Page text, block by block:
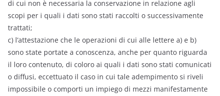
di cui non è necessaria la conservazione in relazione agli
scopi per i quali i dati sono stati raccolti o successivamente
trattati;
c) l’attestazione che le operazioni di cui alle lettere a) e b)
sono state portate a conoscenza, anche per quanto riguarda
il loro contenuto, di coloro ai quali i dati sono stati comunicati
o diffusi, eccettuato il caso in cui tale adempimento si riveli
impossibile o comporti un impiego di mezzi manifestamente